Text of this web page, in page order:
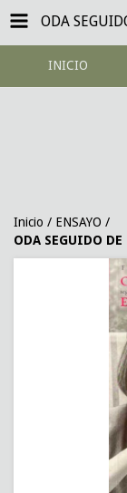
INICIO
Inicio / ENSAYO /
ODA SEGUIDO DE